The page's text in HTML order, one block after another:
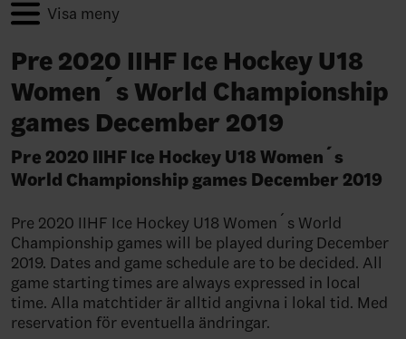
Pre 2020 IIHF Ice Hockey U18
Women´s World Championship
games December 2019
Pre 2020 IIHF Ice Hockey U18 Women´s
World Championship games December 2019
Pre 2020 IIHF Ice Hockey U18 Women´s World
Championship games will be played during December
2019. Dates and game schedule are to be decided. All
game starting times are always expressed in local
time. Alla matchtider är alltid angivna i lokal tid. Med
reservation för eventuella ändringar.